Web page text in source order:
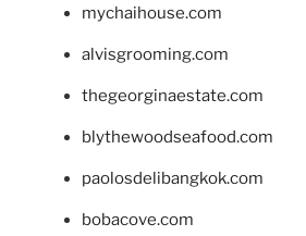
mychaihouse.com
alvisgrooming.com
thegeorginaestate.com
blythewoodseafood.com
paolosdelibangkok.com
bobacove.com